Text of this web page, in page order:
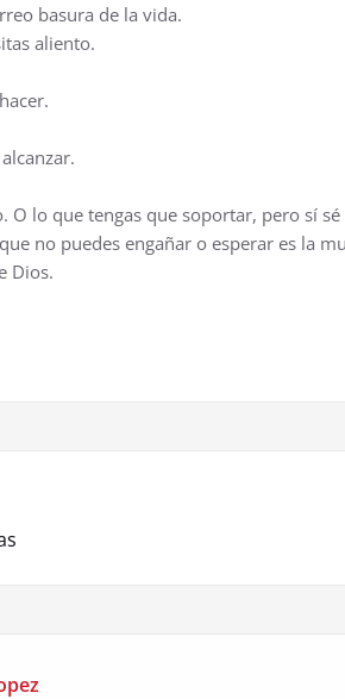
basura de la vida.
aliento.
O lo que tengas que soportar, pero sí
no puedes engañar o esperar es la
Dios.